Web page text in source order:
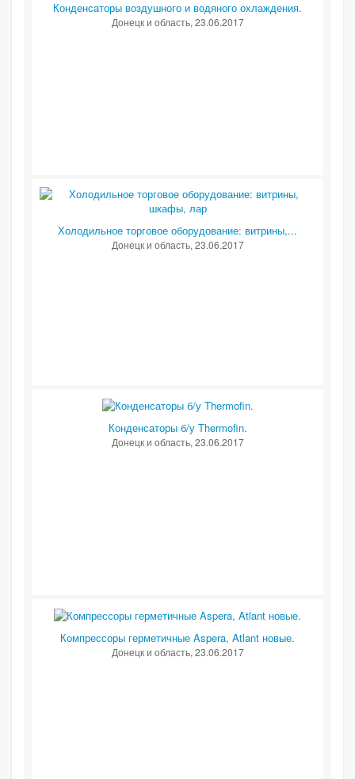
Конденсаторы воздушного и водяного охлаждения.
Донецк и область, 23.06.2017
Холодильное торговое оборудование: витрины,...
Донецк и область, 23.06.2017
Конденсаторы б/у Thermofin.
Донецк и область, 23.06.2017
Компрессоры герметичные Aspera, Atlant новые.
Донецк и область, 23.06.2017